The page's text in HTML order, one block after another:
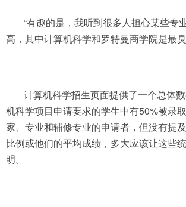
“有趣的是，我听到很多人担心某些专
高，其中计算机科学和罗特曼商学院是最
计算机科学招生页面提供了一个总体
机科学项目申请要求的学生中有50%被录
家、专业和辅修专业的申请者，但没有提
比例或他们的平均成绩，多大应该让这些
明。